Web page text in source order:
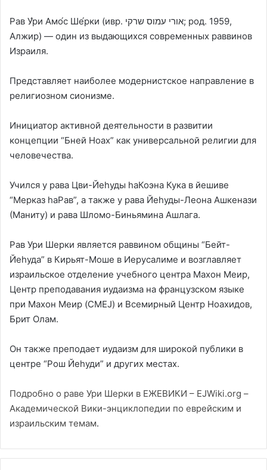
Рав У́ри Амо́с Ше́рки (ивр. אורי עמוס שרקי‎; род. 1959,
Алжир) — один из выдающихся современных раввинов
Израиля.
Представляет наиболее модернистское направление в
религиозном сионизме.
Инициатор активной деятельности в развитии
концепции “Бней Ноах” как универсальной религии для
человечества.
Учился у рава Цви-Йеhуды hаКоэна Кука в йешиве
“Мерказ hаРав”, а также у рава Йеhуды-Леона Ашкенази
(Маниту) и рава Шломо-Биньямина Ашлага.
Рав Ури Шерки является раввином общины “Бейт-
Йеhуда” в Кирьят-Моше в Иерусалиме и возглавляет
израильское отделение учебного центра Махон Меир,
Центр преподавания иудаизма на французском языке
при Махон Меир (CMEJ) и Всемирный Центр Ноахидов,
Брит Олам.
Он также преподает иудаизм для широкой публики в
центре “Рош Йеhуди” и других местах.
Подробно о раве Ури Шерки в ЕЖЕВИКИ – EJWiki.org –
Академической Вики-энциклопедии по еврейским и
израильским темам.